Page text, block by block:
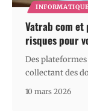
Vatrab com
risques pour
Des
collectant des
10 mars 2026